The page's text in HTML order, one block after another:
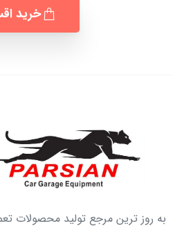
خرید
به روز ترین مرجع تولید محصولات